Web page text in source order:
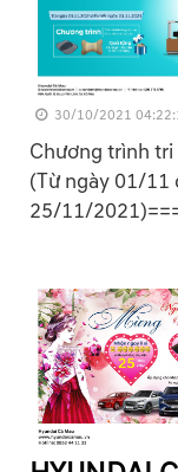
30/10/2021
Chương trình
(Từ ngày 01/11
25/11/